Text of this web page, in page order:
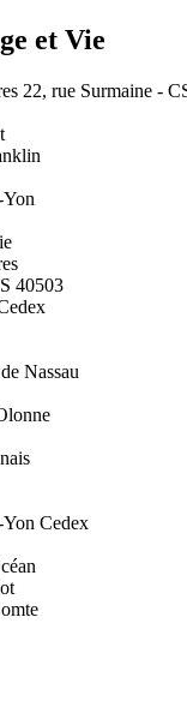
et Vie
22, rue Surmaine -
40503
Nassau
Cedex